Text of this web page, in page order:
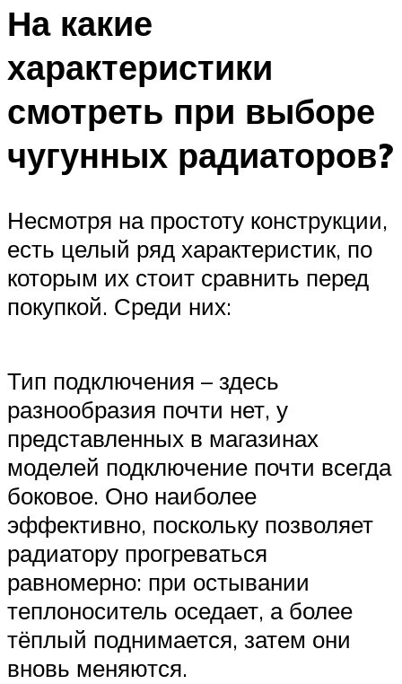
На какие
характеристики
смотреть при выборе
чугунных радиаторов?
Несмотря на простоту конструкции,
есть целый ряд характеристик, по
которым их стоит сравнить перед
покупкой. Среди них:
Тип подключения – здесь
разнообразия почти нет, у
представленных в магазинах
моделей подключение почти всегда
боковое. Оно наиболее
эффективно, поскольку позволяет
радиатору прогреваться
равномерно: при остывании
теплоноситель оседает, а более
тёплый поднимается, затем они
вновь меняются.